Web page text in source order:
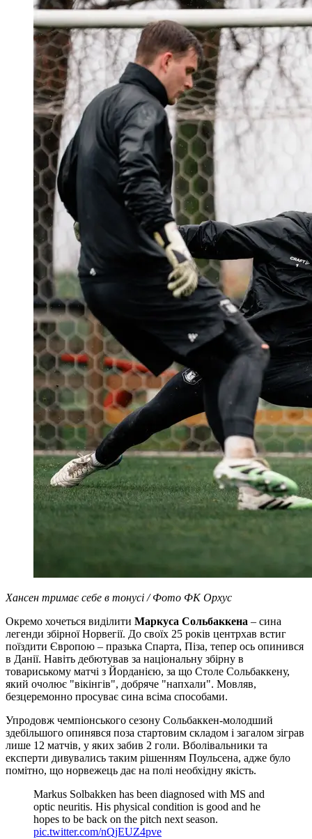
Хансен тримає себе в тонусі / Фото ФК Орхус
Окремо хочеться виділити Маркуса Сольбаккена – сина
легенди збірної Норвегії. До своїх 25 років центрхав встиг
поїздити Європою – празька Спарта, Піза, тепер ось опинився
в Данії. Навіть дебютував за національну збірну в
товариському матчі з Йорданією, за що Столе Сольбаккену,
який очолює "вікінгів", добряче "напхали". Мовляв,
безцеремонно просуває сина всіма способами.
Упродовж чемпіонського сезону Сольбаккен-молодший
здебільшого опинявся поза стартовим складом і загалом зіграв
лише 12 матчів, у яких забив 2 голи. Вболівальники та
експерти дивувались таким рішенням Поульсена, адже було
помітно, що норвежець дає на полі необхідну якість.
Markus Solbakken has been diagnosed with MS and
optic neuritis. His physical condition is good and he
hopes to be back on the pitch next season.
pic.twitter.com/nQjEUZ4pve